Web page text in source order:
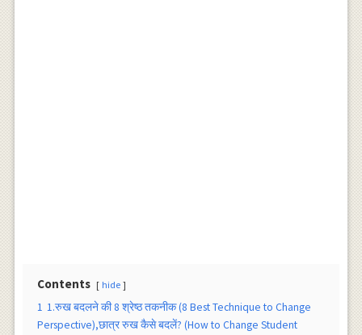
Contents hide
1 1.रुख बदलने की 8 श्रेष्ठ तकनीक (8 Best Technique to Change
Perspective),छात्र रुख कैसे बदलें? (How to Change Student